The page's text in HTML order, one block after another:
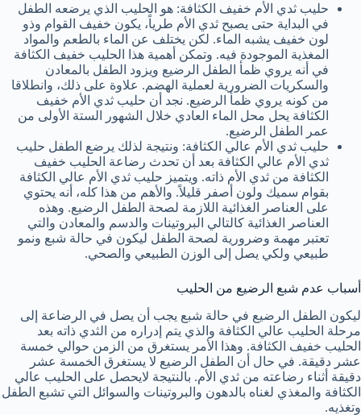
حليب ثدي الأم خفيف الكثافة: هو الحليب الذي يرضعه الطفل
في البداية حتى يصبح ثدي الأم طرياً، يكون خفيف القوام وذو
لون خفيف يشبه الماء. لكن يختلف عن الماء بالطعم والمواد
المغذية الموجودة فيه. وتمكن أهمية هذا الحليب خفيف الكثافة
في أنه يروي ظمأ الطفل الرضيع ويزود الطفل بالمعادن
والسكريات الضرورية لعملية الهضم. علاوة على ذلك، وانطلاقا
من كونه يروي ظمأ الرضيع. نجد أن حليب ثدي الأم خفيف
الكثافة يحل محل الماء العادي خلال الشهور الستة الأولى من
عمر الطفل الرضيع.
حليب ثدي الأم عالي الكثافة: ونتيجة لذلك يرضع الطفل حليب
ثدي الأم عالي الكثافة بعد أن تحدث رضاعة الحليب خفيف
الكثافة من ثدي الأم ذاته. ويتميز حليب ثدي الأم عالي الكثافة
بقوام سميك ولون أصفر قليلاً. والأهم من هذا كله، أنه يحتوي
على العناصر الغذائية اللازمة لصحة الطفل الرضيع. وهذه
العناصر الغذائية كالتالي البروتينات والدسم والمعادن والتي
تعتبر مهمة وضرورية لصحة الطفل ليكون في حالة شبع ونمو
طبيعي ولكي يصل إلى الوزن الطبيعي والصحي.
أسباب عدم شبع الرضيع من الحليب
ليكون الطفل الرضيع في حالة شبع يجب أن يصل في الرضاعة إلى
مرحلة الحليب عالي الكثافة والذي يتم إدراره من الثدي ذاته بعد
الحليب خفيف الكثافة. وهذا الأمر يستغرق من الزمن حوالي خمسة
عشر دقيقة. في حال أن الطفل الرضيع لا يستغرق الخمسة عشر
دقيقة أثناء رضاعته من ثدي الأم. بالنتيجة لايحصل على الحليب عالي
الكثافة والمغذي لغناه بالدهون والبروتينات والسوائل التي تشبع الطفل
وتغذيه.